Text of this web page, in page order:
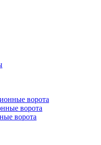
ворота
ворота
ворота